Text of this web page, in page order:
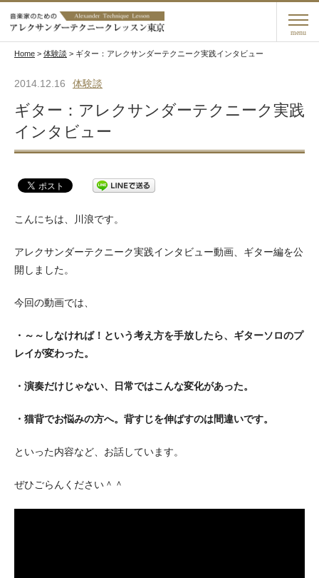
menu
Home > 体験談 > ギター：アレクサンダーテクニーク実践インタビュー
2014.12.16 体験談
ギター：アレクサンダーテクニーク実践
インタビュー
こんにちは、川浪です。
アレクサンダーテクニーク実践インタビュー動画、ギター編を公
開しました。
今回の動画では、
・～～しなければ！という考え方を手放したら、ギターソロのプ
レイが変わった。
・演奏だけじゃない、日常ではこんな変化があった。
・猫背でお悩みの方へ。背すじを伸ばすのは間違いです。
といった内容など、お話しています。
ぜひごらんください＾＾